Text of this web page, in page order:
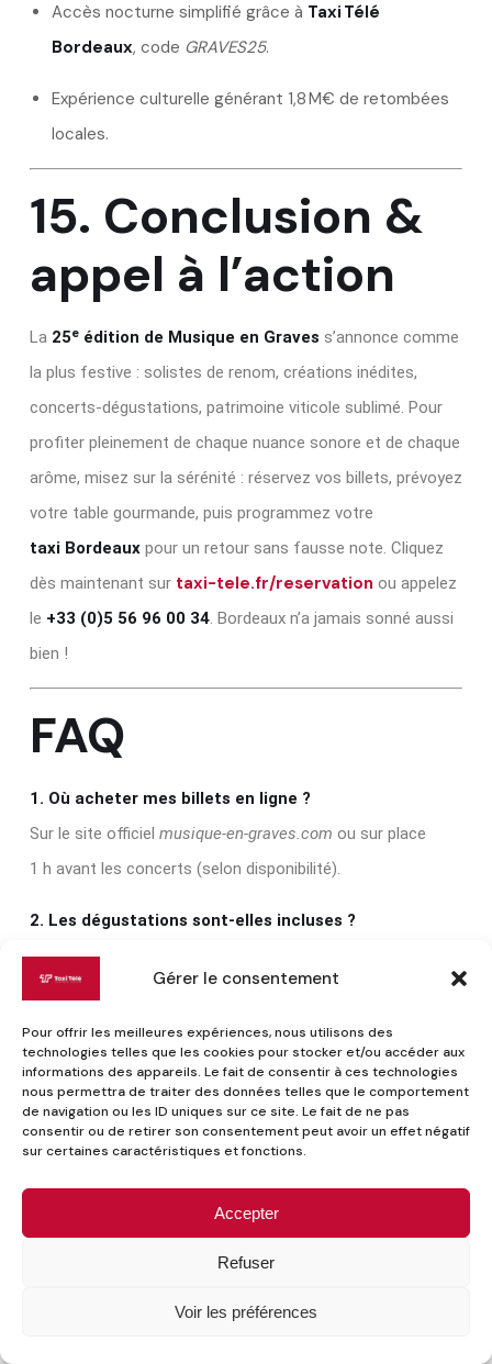
Gérer le consentement
Pour offrir les meilleures expériences, nous utilisons des
technologies telles que les cookies pour stocker et/ou accéder aux
informations des appareils. Le fait de consentir à ces technologies
nous permettra de traiter des données telles que le comportement
de navigation ou les ID uniques sur ce site. Le fait de ne pas
consentir ou de retirer son consentement peut avoir un effet négatif
sur certaines caractéristiques et fonctions.
Accepter
Refuser
Voir les préférences
Accès nocturne simplifié grâce à Taxi Télé
Bordeaux, code GRAVES25.
Expérience culturelle générant 1,8 M€ de retombées
locales.
15. Conclusion &
appel à l’action
La 25ᵉ édition de Musique en Graves s’annonce comme
la plus festive : solistes de renom, créations inédites,
concerts‑dégustations, patrimoine viticole sublimé. Pour
profiter pleinement de chaque nuance sonore et de chaque
arôme, misez sur la sérénité : réservez vos billets, prévoyez
votre table gourmande, puis programmez votre
taxi Bordeaux pour un retour sans fausse note. Cliquez
dès maintenant sur taxi-tele.fr/reservation ou appelez
le +33 (0)5 56 96 00 34. Bordeaux n’a jamais sonné aussi
bien !
FAQ
1. Où acheter mes billets en ligne ?
Sur le site officiel musique‑en‑graves.com ou sur place
1 h avant les concerts (selon disponibilité).
2. Les dégustations sont‑elles incluses ?
Oui, hors concert famille du 20 juillet. Une coupe de Graves
blanc vous est offerte (mot‑clé : dégustation vin Graves
festival).
3. Taxi Télé prend‑il la CB ?
Oui, toutes les coursestaxi nuit Bordeauxacceptent CB,
Apple Pay et paiements sans contact.
Un TER + navette festival circule vers Cérons ; sinon, un
reste l’option la plus directe.
5. Les concerts sont‑ils accessibles PMR ?